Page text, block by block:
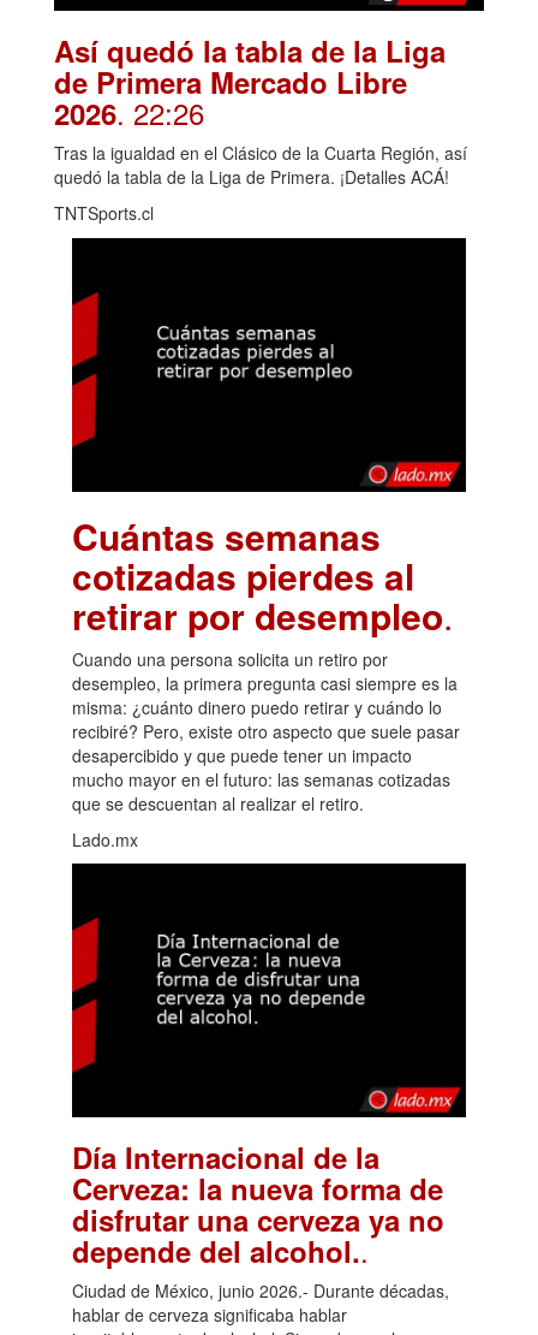
Así quedó la tabla de la Liga
de Primera Mercado Libre
2026. 22:26
Tras la igualdad en el Clásico de la Cuarta Región, así
quedó la tabla de la Liga de Primera. ¡Detalles ACÁ!
TNTSports.cl
Cuántas semanas
cotizadas pierdes al
retirar por desempleo.
Cuando una persona solicita un retiro por
desempleo, la primera pregunta casi siempre es la
misma: ¿cuánto dinero puedo retirar y cuándo lo
recibiré? Pero, existe otro aspecto que suele pasar
desapercibido y que puede tener un impacto
mucho mayor en el futuro: las semanas cotizadas
que se descuentan al realizar el retiro.
Lado.mx
Día Internacional de la
Cerveza: la nueva forma de
disfrutar una cerveza ya no
depende del alcohol..
Ciudad de México, junio 2026.- Durante décadas,
hablar de cerveza significaba hablar